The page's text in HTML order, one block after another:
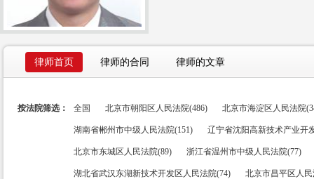
律师首页 律师的合同 律师的文章
按法院筛选： 全国 北京市朝阳区人民法院(486) 北京市海淀区人民法院
湖南省郴州市中级人民法院(151) 辽宁省沈阳高新技术产业开
北京市东城区人民法院(89) 浙江省温州市中级人民法院(77)
湖北省武汉东湖新技术开发区人民法院(74) 北京市昌平区人